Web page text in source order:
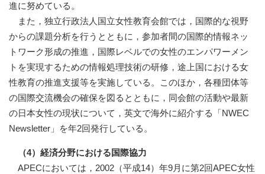
進に努めている。
また，独立行政法人国立女性教育会館では，国際的な視野
からの課題分析を行うとともに，参加者間の国際的情報ネッ
トワーク形成の推進，国際レベルでの女性のエンパワーメン
トを実現するための情報処理技術の研修，途上国における女
性教育の推進支援等を実施している。このほか，各種団体等
の国際交流機会の確保を図るとともに，同会館の活動や最新
の日本女性の現状について，英文で海外に紹介する「NWEC
Newsletter」を年2回発行している。
（4）経済分野における国際協力
APECにおいては，2002（平成14）年9月に第2回APEC女性